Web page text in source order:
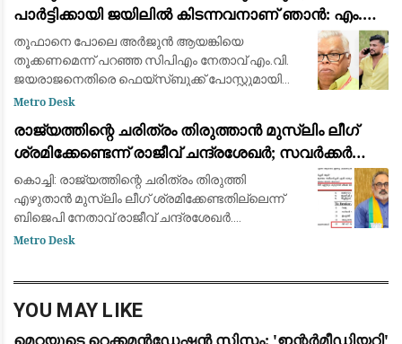
പാർട്ടിക്കായി ജയിലിൽ കിടന്നവനാണ് ഞാൻ: എം.വി.
ജയരാജന് മറുപടിയുമായി അർജുൻ ആയങ്കി
തൂഫാനെ പോലെ അര്‍ജുന്‍ ആയങ്കിയെ
തൂക്കണമെന്ന് പറഞ്ഞ സിപിഎം നേതാവ് എം.വി.
ജയരാജനെതിരെ ഫെയ്സ്ബുക്ക് പോസ്റ്റുമായി
അര്‍ജുന്‍ ആയങ്കി. തനിക്ക് അയിത്തം
താനീ പ്രസ്
Metro Desk
രാജ്യത്തിന്റെ ചരിത്രം തിരുത്താൻ മുസ്ലിം ലീഗ്
ശ്രമിക്കേണ്ടെന്ന് രാജീവ് ചന്ദ്രശേഖർ; സവർക്കർ
ചോദ്യ വിവാദത്തിൽ ശക്തമായ പ്രതികരണം
കൊച്ചി: രാജ്യത്തിന്റെ ചരിത്രം തിരുത്തി
എഴുതാൻ മുസ്ലിം ലീഗ് ശ്രമിക്കേണ്ടതില്ലെന്ന്
ബിജെപി നേതാവ് രാജീവ് ചന്ദ്രശേഖർ.
സ്വാതന്ത്ര്യസമര ക്വിസ് മത്സരത്തിൽ വി.ഡി.
Metro Desk
YOU MAY LIKE